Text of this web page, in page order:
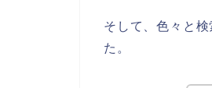
そして、色々と
た。